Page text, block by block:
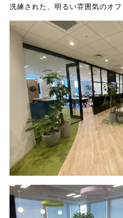
洗練された、明るい雰囲気のオフ